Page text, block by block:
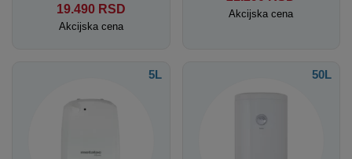
19.490 RSD
Akcijska cena
Akcijska cena
5L 50L